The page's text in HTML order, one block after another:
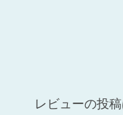
レビューの投